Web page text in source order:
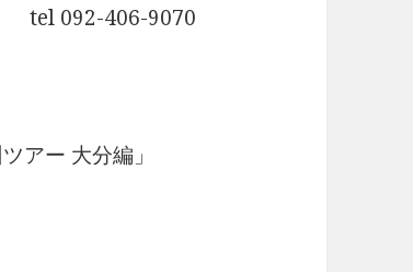
tel 092-406-9070
アー 大分編」